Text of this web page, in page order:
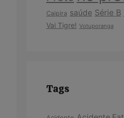
Caipira saúde Série B
Vai Tigre! Votuporanga
Tags